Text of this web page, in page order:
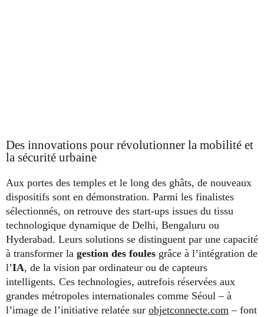
Des innovations pour révolutionner la mobilité et
la sécurité urbaine
Aux portes des temples et le long des ghâts, de nouveaux
dispositifs sont en démonstration. Parmi les finalistes
sélectionnés, on retrouve des start-ups issues du tissu
technologique dynamique de Delhi, Bengaluru ou
Hyderabad. Leurs solutions se distinguent par une capacité
à transformer la gestion des foules grâce à l’intégration de
l’IA, de la vision par ordinateur ou de capteurs
intelligents. Ces technologies, autrefois réservées aux
grandes métropoles internationales comme Séoul – à
l’image de l’initiative relatée sur objetconnecte.com – font